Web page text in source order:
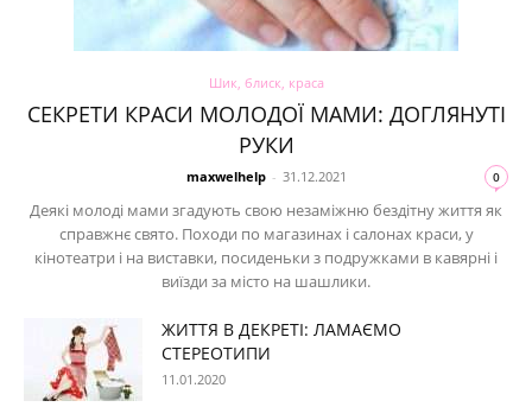
Шик, блиск, краса
СЕКРЕТИ КРАСИ МОЛОДОЇ МАМИ: ДОГЛЯНУТІ
РУКИ
maxwelhelp - 31.12.2021 0
Деякі молоді мами згадують свою незаміжню бездітну життя як
справжнє свято. Походи по магазинах і салонах краси, у
кінотеатри і на виставки, посиденьки з подружками в кавярні і
виїзди за місто на шашлики.
ЖИТТЯ В ДЕКРЕТІ: ЛАМАЄМО
СТЕРЕОТИПИ
11.01.2020